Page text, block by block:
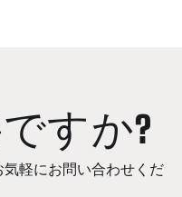
すか?
軽にお問い合わせくだ